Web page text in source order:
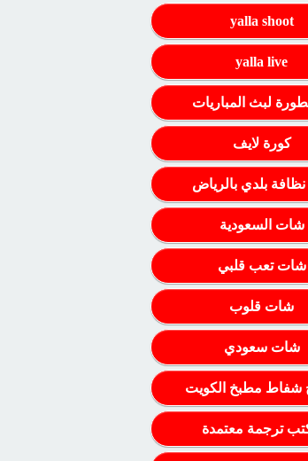
yalla shoot
yalla live
لبث المباريات
كورة لايف
بلدي بالرياض
شات السعودية
شات تعب قلبي
شات قلوب
شات سعودي
شفاط مطبخ الكويت
ترجمة معتمدة